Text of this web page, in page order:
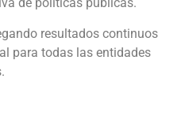
resultados continuos
para todas las entidades